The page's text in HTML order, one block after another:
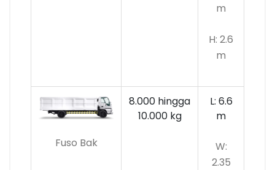
m
H: 2.6
m
Fuso Bak
8.000 hingga
10.000kg
L: 6.6
m
W:
2.35